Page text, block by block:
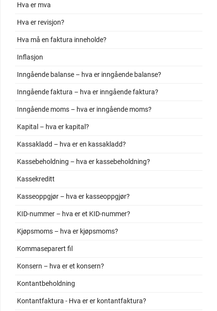
Hva er mva
Hva er revisjon?
Hva må en faktura inneholde?
Inflasjon
Inngående balanse – hva er inngående balanse?
Inngående faktura – hva er inngående faktura?
Inngående moms – hva er inngående moms?
Kapital – hva er kapital?
Kassakladd – hva er en kassakladd?
Kassebeholdning – hva er kassebeholdning?
Kassekreditt
Kasseoppgjør – hva er kasseoppgjør?
KID-nummer – hva er et KID-nummer?
Kjøpsmoms – hva er kjøpsmoms?
Kommaseparert fil
Konsern – hva er et konsern?
Kontantbeholdning
Kontantfaktura - Hva er er kontantfaktura?